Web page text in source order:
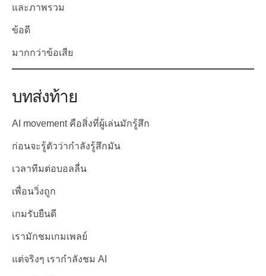
และภาพรวม
ข้อดี
มากกว่าข้อเสีย
บทส่งท้าย
AI movement คือสิ่งที่ผู้เล่นมักรู้สึก
ก่อนจะรู้ตัวว่ากำลังรู้สึกมัน
เวลาทีมต่อบอลลื่น
เพื่อนวิ่งถูก
เกมรับยืนดี
เรามักชมเกมเพลย์
แต่จริงๆ เรากำลังชม AI